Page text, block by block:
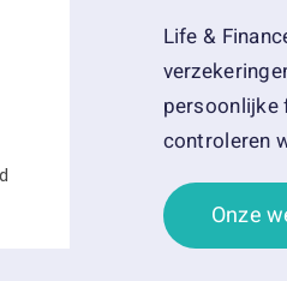
Life &
persoonlijke
controleren
Onze